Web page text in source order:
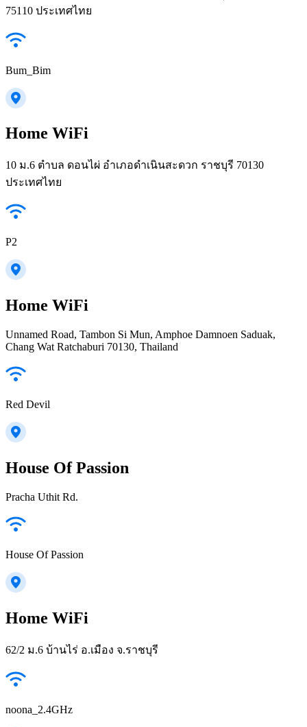
75110 ประเทศไทย
Bum_Bim
Home WiFi
10 ม.6 ตำบล ดอนไผ่ อำเภอดำเนินสะดวก ราชบุรี 70130
ประเทศไทย
P2
Home WiFi
Unnamed Road, Tambon Si Mun, Amphoe Damnoen Saduak,
Chang Wat Ratchaburi 70130, Thailand
Red Devil
House Of Passion
Pracha Uthit Rd.
House Of Passion
Home WiFi
62/2 ม.6 บ้านไร่ อ.เมือง จ.ราชบุรี
noona_2.4GHz